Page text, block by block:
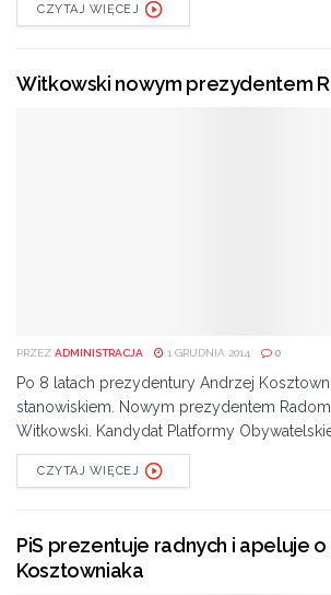
CZYTAJ WIĘCEJ
Witkowski nowym prezydentem
PRZEZ ADMINISTRACJA 1 GRUDNIA 2014 0
Po 8 latach prezydentury Andrzej
stanowiskiem. Nowym prezydentem
Witkowski. Kandydat Platformy Obywatelskiej
CZYTAJ WIĘCEJ
PiS prezentuje radnych i apeluje
Kosztowniaka